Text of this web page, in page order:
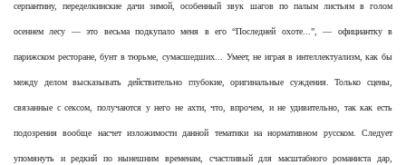
серпантину, переделкинские дачи зимой, особенный звук шагов по палым листьям в голом
осеннем лесу — это весьма подкупало меня в его “Последней охоте...”, — официантку в
парижском ресторане, бунт в тюрьме, сумасшедших... Умеет, не играя в интеллектуализм, как бы
между делом высказывать действительно глубокие, оригинальные суждения. Только сцены,
связанные с сексом, получаются у него не ахти, что, впрочем, и не удивительно, так как есть
подозрения вообще насчет изложимости данной тематики на нормативном русском. Следует
упомянуть и редкий по нынешним временам, счастливый для масштабного романиста дар,